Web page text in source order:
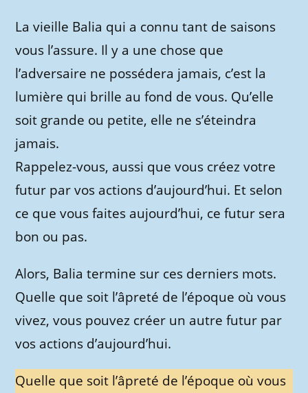
La vieille Balia qui a connu tant de saisons
vous l’assure. Il y a une chose que
l’adversaire ne possédera jamais, c’est la
lumière qui brille au fond de vous. Qu’elle
soit grande ou petite, elle ne s’éteindra
jamais.
Rappelez-vous, aussi que vous créez votre
futur par vos actions d’aujourd’hui. Et selon
ce que vous faites aujourd’hui, ce futur sera
bon ou pas.
Alors, Balia termine sur ces derniers mots.
Quelle que soit l’âpreté de l’époque où vous
vivez, vous pouvez créer un autre futur par
vos actions d’aujourd’hui.
Quelle que soit l’âpreté de l’époque où vous